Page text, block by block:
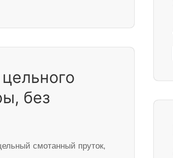
без
смотанный пруток,